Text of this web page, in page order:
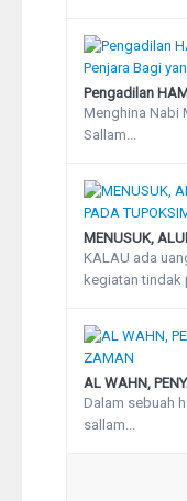
Pengadilan
Menghina Nabi
Sallam...
MENUSUK,
KALAU ada
kegiatan tindak
AL WAHN,
Dalam sebuah
sallam...